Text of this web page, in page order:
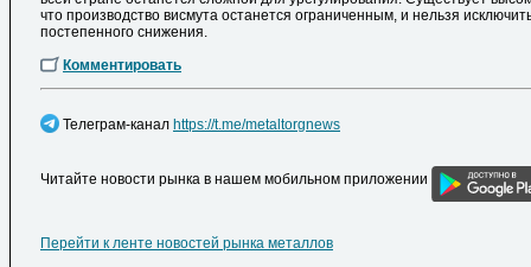
что производство висмута останется ограниченным, и нельзя
постепенного снижения.
Комментировать
Телеграм-канал https://t.me/metaltorgnews
Читайте новости рынка в нашем мобильном приложении
Перейти к ленте новостей рынка металлов